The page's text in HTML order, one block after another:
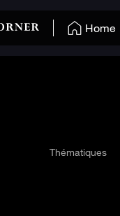
Home
Thématiques